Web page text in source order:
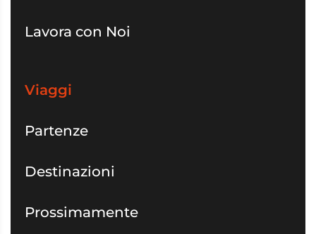
Lavora con Noi
Viaggi
Partenze
Destinazioni
Prossimamente